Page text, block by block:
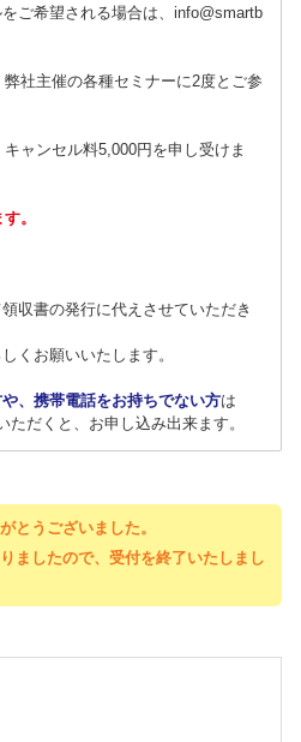
ご希望される場合は、info@smartb
社主催の各種セミナーに2度とご参
ャンセル料5,000円を申し受けま
。
収書の発行に代えさせていただき
くお願いいたします。
、携帯電話をお持ちでない方は
ただくと、お申し込み出来ます。
とうございました。
ましたので、受付を終了いたしまし